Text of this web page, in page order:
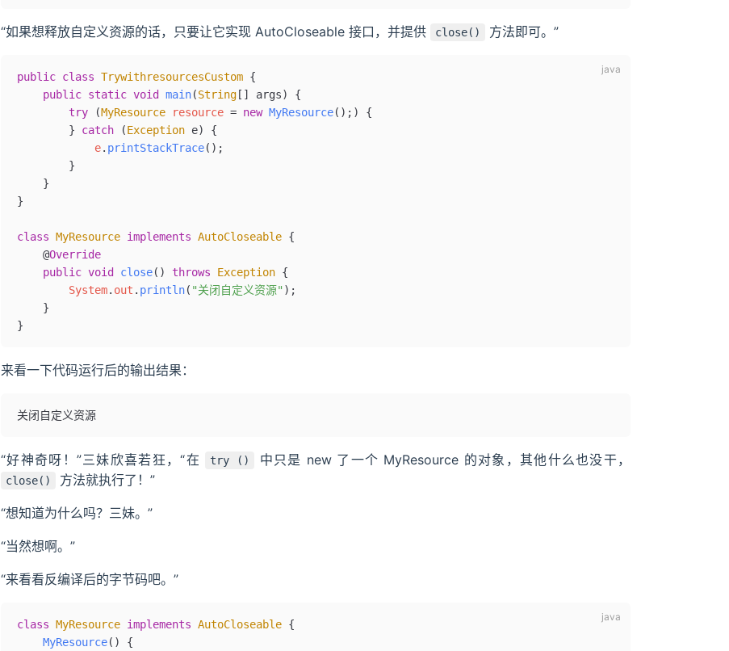
“如果想释放自定义资源的话，只要让它实现 AutoCloseable 接口，并提供 close() 方法即可。”
public class TrywithresourcesCustom {
    public
static void main(String [] args)
{
        try
(MyResource resource = new MyResource();) {
        }
catch (Exception e) {
            e
. printStackTrace();
        }
    }
}
class MyResource implements AutoCloseable {
    @
Override
    public
void close() throws Exception {
        System
. out . println( "关闭自定义资源" );
    }
}
来看一下代码运行后的输出结果：
关闭自定义资源
“好神奇呀！”三妹欣喜若狂，“在 try () 中只是 new 了一个 MyResource 的对象，其他什么也没干，
close() 方法就执行了！”
“想知道为什么吗？三妹。”
“当然想啊。”
“来看看反编译后的字节码吧。”
class MyResource implements AutoCloseable {
    MyResource
() {